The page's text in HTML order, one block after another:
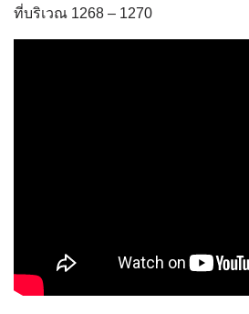
ที่บริเวณ 1268 – 1270